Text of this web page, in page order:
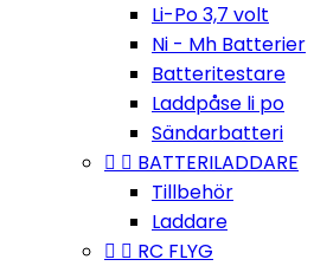
Li-Po 3,7 volt
Ni - Mh Batterier
Batteritestare
Laddpåse li po
Sändarbatteri
  BATTERILADDARE
Tillbehör
Laddare
  RC FLYG